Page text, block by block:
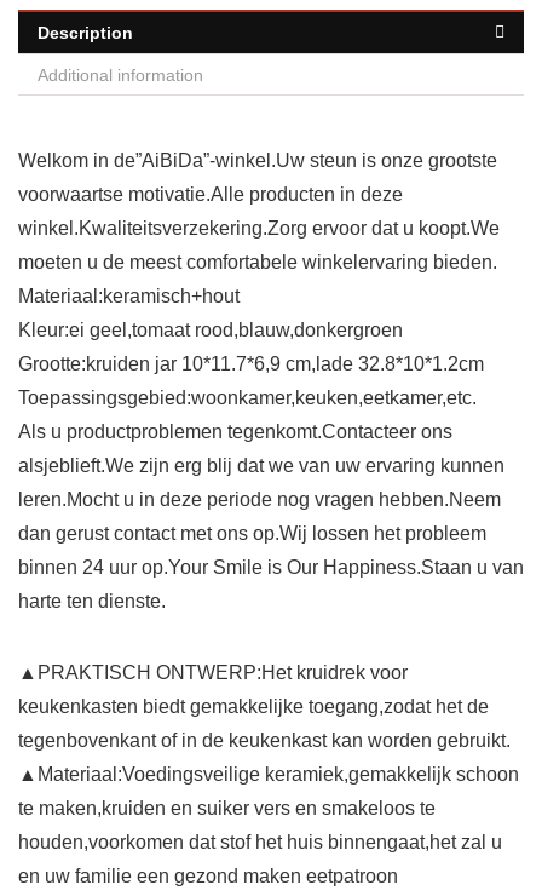
Description
Additional information
Welkom in de”AiBiDa”-winkel.Uw steun is onze grootste
voorwaartse motivatie.Alle producten in deze
winkel.Kwaliteitsverzekering.Zorg ervoor dat u koopt.We
moeten u de meest comfortabele winkelervaring bieden.
Materiaal:keramisch+hout
Kleur:ei geel,tomaat rood,blauw,donkergroen
Grootte:kruiden jar 10*11.7*6,9 cm,lade 32.8*10*1.2cm
Toepassingsgebied:woonkamer,keuken,eetkamer,etc.
Als u productproblemen tegenkomt.Contacteer ons
alsjeblieft.We zijn erg blij dat we van uw ervaring kunnen
leren.Mocht u in deze periode nog vragen hebben.Neem
dan gerust contact met ons op.Wij lossen het probleem
binnen 24 uur op.Your Smile is Our Happiness.Staan u van
harte ten dienste.
▲PRAKTISCH ONTWERP:Het kruidrek voor
keukenkasten biedt gemakkelijke toegang,zodat het de
tegenbovenkant of in de keukenkast kan worden gebruikt.
▲Materiaal:Voedingsveilige keramiek,gemakkelijk schoon
te maken,kruiden en suiker vers en smakeloos te
houden,voorkomen dat stof het huis binnengaat,het zal u
en uw familie een gezond maken eetpatroon